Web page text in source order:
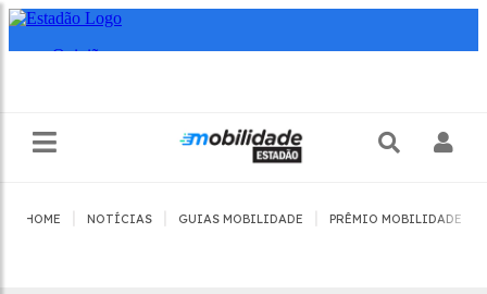
HOME NOTÍCIAS GUIAS MOBILIDADE PRÊMIO MOBILIDADE